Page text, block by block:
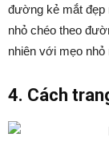
đường kẻ mắt đẹp
nhỏ chéo theo
nhiên với mẹo nhỏ
4. Cách